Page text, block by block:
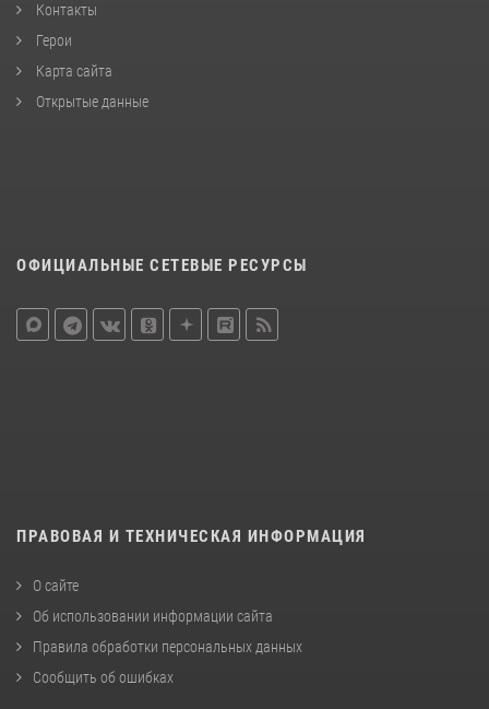
Контакты
Герои
Карта сайта
Открытые данные
ОФИЦИАЛЬНЫЕ СЕТЕВЫЕ РЕСУРСЫ
ПРАВОВАЯ И ТЕХНИЧЕСКАЯ ИНФОРМАЦИЯ
О сайте
Об использовании информации сайта
Правила обработки персональных данных
Сообщить об ошибках